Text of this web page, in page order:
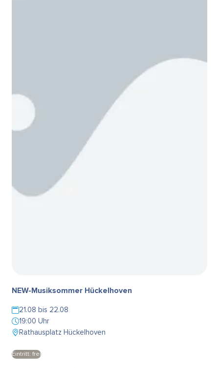
NEW-Musiksommer Hückelhoven
21.08 bis 22.08
19:00 Uhr
Rathausplatz Hückelhoven
Eintritt: frei